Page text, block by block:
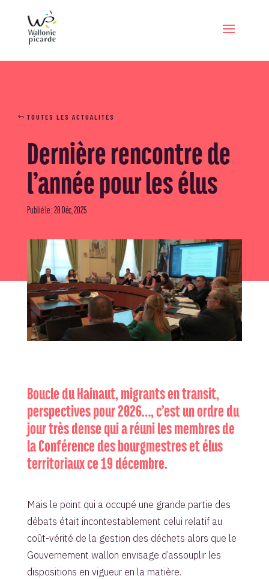
TOUTES LES ACTUALITÉS
Dernière rencontre de
l’année pour les élus
Publié le : 20 Déc, 2025
Boucle du Hainaut, migrants en transit,
perspectives pour 2026…, c’est un ordre du
jour très dense qui a réuni les membres de
la Conférence des bourgmestres et élus
territoriaux ce 19 décembre.
Mais le point qui a occupé une grande partie des
débats était incontestablement celui relatif au
coût-vérité de la gestion des déchets alors que le
Gouvernement wallon envisage d’assouplir les
dispositions en vigueur en la matière.